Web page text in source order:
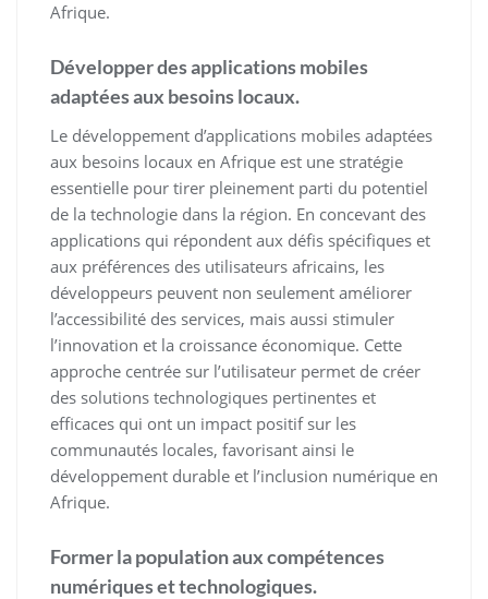
Afrique.
Développer des applications mobiles
adaptées aux besoins locaux.
Le développement d’applications mobiles adaptées
aux besoins locaux en Afrique est une stratégie
essentielle pour tirer pleinement parti du potentiel
de la technologie dans la région. En concevant des
applications qui répondent aux défis spécifiques et
aux préférences des utilisateurs africains, les
développeurs peuvent non seulement améliorer
l’accessibilité des services, mais aussi stimuler
l’innovation et la croissance économique. Cette
approche centrée sur l’utilisateur permet de créer
des solutions technologiques pertinentes et
efficaces qui ont un impact positif sur les
communautés locales, favorisant ainsi le
développement durable et l’inclusion numérique en
Afrique.
Former la population aux compétences
numériques et technologiques.